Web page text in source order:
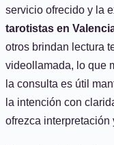
servicio ofrecido y la
tarotistas en
otros brindan lectura
videollamada, lo que
la consulta es útil
la intención con
ofrezca